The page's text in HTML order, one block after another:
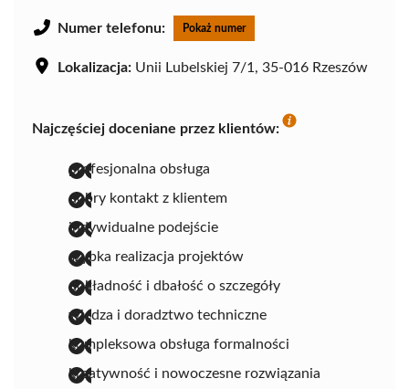
Numer telefonu: Pokaż numer
Lokalizacja: Unii Lubelskiej 7/1, 35-016 Rzeszów
Najczęściej doceniane przez klientów:
profesjonalna obsługa
dobry kontakt z klientem
indywidualne podejście
szybka realizacja projektów
dokładność i dbałość o szczegóły
wiedza i doradztwo techniczne
kompleksowa obsługa formalności
kreatywność i nowoczesne rozwiązania